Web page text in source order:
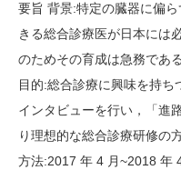
要旨 背景:特定の臓器に偏
きる総合診療医が日本には
のためその育成は急務である.
目的:総合診療に興味を持ち
インタビューを行い，「進
り理想的な総合診療研修の
方法:2017 年 4 月~2018 年